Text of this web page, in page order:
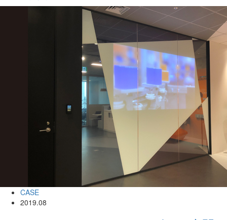
CASE
2019.08